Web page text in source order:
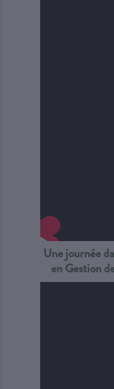
Une journée
en Gestion